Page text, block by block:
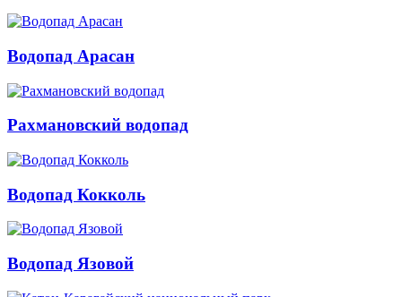
Водопад Арасан
Рахмановский водопад
Водопад Кокколь
Водопад Язовой